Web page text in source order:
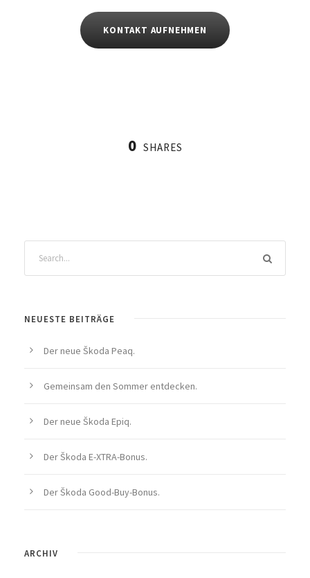
KONTAKT AUFNEHMEN
0 SHARES
NEUESTE BEITRÄGE
Der neue Škoda Peaq.
Gemeinsam den Sommer entdecken.
Der neue Škoda Epiq.
Der Škoda E-XTRA-Bonus.
Der Škoda Good-Buy-Bonus.
ARCHIV